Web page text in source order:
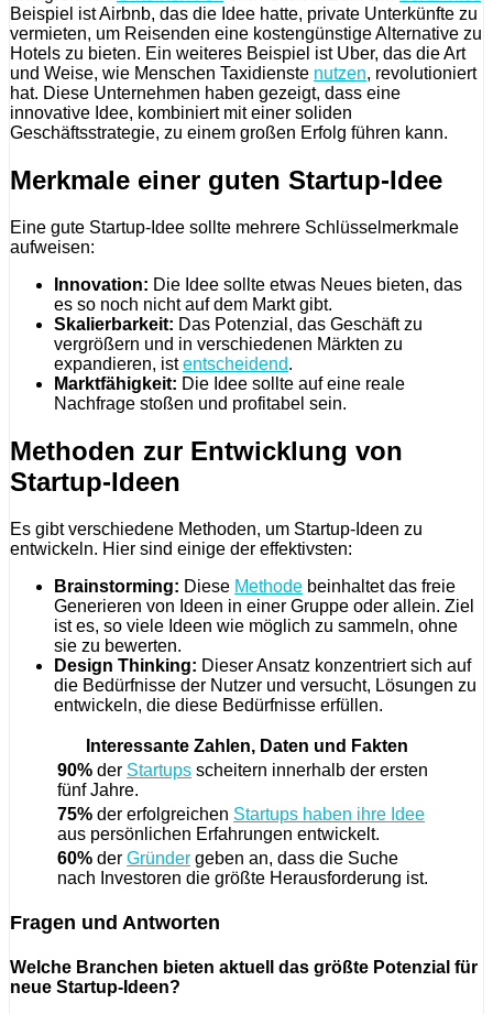
Beispiel ist Airbnb, das die Idee hatte, private Unterkünfte zu
vermieten, um Reisenden eine kostengünstige Alternative zu
Hotels zu bieten. Ein weiteres Beispiel ist Uber, das die Art
und Weise, wie Menschen Taxidienste nutzen, revolutioniert
hat. Diese Unternehmen haben gezeigt, dass eine
innovative Idee, kombiniert mit einer soliden
Geschäftsstrategie, zu einem großen Erfolg führen kann.
Merkmale einer guten Startup-Idee
Eine gute Startup-Idee sollte mehrere Schlüsselmerkmale
aufweisen:
Innovation: Die Idee sollte etwas Neues bieten, das
es so noch nicht auf dem Markt gibt.
Skalierbarkeit: Das Potenzial, das Geschäft zu
vergrößern und in verschiedenen Märkten zu
expandieren, istentscheidend.
Marktfähigkeit: Die Idee sollte auf eine reale
Nachfrage stoßen und profitabel sein.
Methoden zur Entwicklung von
Startup-Ideen
Es gibt verschiedene Methoden, um Startup-Ideen zu
entwickeln. Hier sind einige der effektivsten:
Brainstorming: Diese Methode beinhaltet das freie
Generieren von Ideen in einer Gruppe oder allein. Ziel
ist es, so viele Ideen wie möglich zu sammeln, ohne
sie zu bewerten.
Design Thinking: Dieser Ansatz konzentriert sich auf
die Bedürfnisse der Nutzer und versucht, Lösungen zu
entwickeln, die diese Bedürfnisse erfüllen.
Interessante Zahlen, Daten und Fakten
90% der Startups scheitern innerhalb der ersten
fünf Jahre.
75% der erfolgreichen Startups haben ihre Idee
aus persönlichen Erfahrungen entwickelt.
60% der Gründer geben an, dass die Suche
nach Investoren die größte Herausforderung ist.
Fragen und Antworten
Welche Branchen bieten aktuell das größte Potenzial für
neue Startup-Ideen?